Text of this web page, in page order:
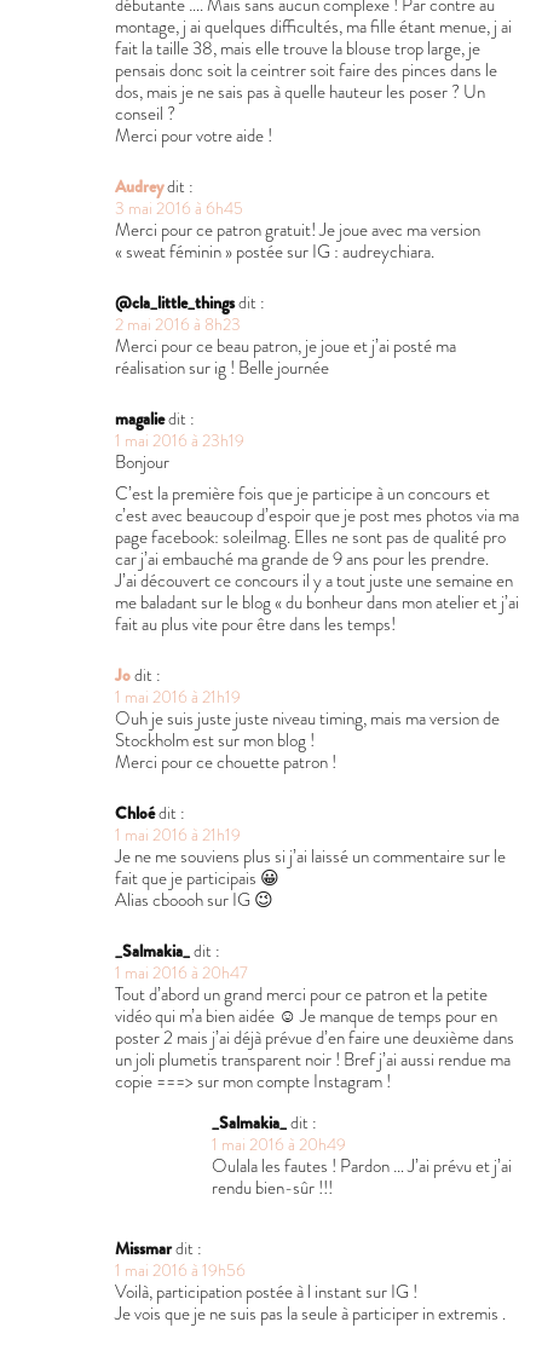
montage, j ai quelques difficultés, ma fille étant menue, j ai
fait la taille 38, mais elle trouve la blouse trop large, je
pensais donc soit la ceintrer soit faire des pinces dans le
dos, mais je ne sais pas à quelle hauteur les poser ? Un
conseil ?
Merci pour votre aide !
Audreydit :
3 mai 2016 à 6h45
Merci pour ce patron gratuit! Je joue avec ma version
« sweat féminin » postée sur IG : audreychiara.
@cla_little_thingsdit :
2 mai 2016 à 8h23
Merci pour ce beau patron, je joue et j’ai posté ma
réalisation sur ig ! Belle journée
magaliedit :
1 mai 2016 à 23h19
Bonjour
C’est la première fois que je participe à un concours et
c’est avec beaucoup d’espoir que je post mes photos via ma
page facebook: soleilmag. Elles ne sont pas de qualité pro
car j’ai embauché ma grande de 9 ans pour les prendre.
J’ai découvert ce concours il y a tout juste une semaine en
me baladant sur le blog « du bonheur dans mon atelier et j’ai
fait au plus vite pour être dans les temps!
Jodit :
1 mai 2016 à 21h19
Ouh je suis juste juste niveau timing, mais ma version de
Stockholm est sur mon blog !
Merci pour ce chouette patron !
Chloédit :
1 mai 2016 à 21h19
Je ne me souviens plus si j’ai laissé un commentaire sur le
fait que je participais 😀
Alias cboooh sur IG 😉
_Salmakia_dit :
1 mai 2016 à 20h47
Tout d’abord un grand merci pour ce patron et la petite
vidéo qui m’a bien aidée ☺️ Je manque de temps pour en
poster 2 mais j’ai déjà prévue d’en faire une deuxième dans
un joli plumetis transparent noir ! Bref j’ai aussi rendue ma
copie ===> sur mon compte Instagram !
_Salmakia_dit :
1 mai 2016 à 20h49
Oulala les fautes ! Pardon … J’ai prévu et j’ai
rendu bien-sûr !!!
Missmardit :
1 mai 2016 à 19h56
Voilà, participation postée à l instant sur IG !
Je vois que je ne suis pas la seule à participer in extremis .